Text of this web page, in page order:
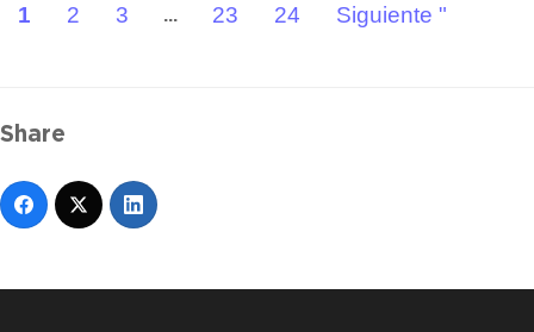
1 2 3 ... 23 24 Siguiente "
Share